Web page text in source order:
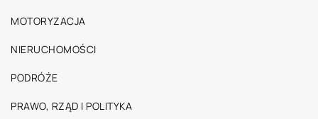
MOTORYZACJA
NIERUCHOMOŚCI
PODRÓŻE
PRAWO, RZĄD I POLITYKA